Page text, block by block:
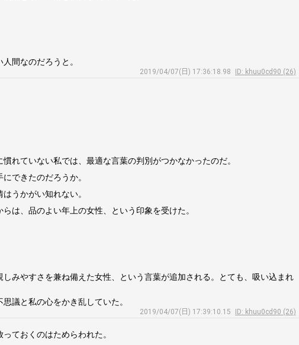
間なのだろうと。
2019/04/07(日) 17:36:18.98
ID: khuu0cd90 (26)
れていない私では、最適な言葉の判別がつかなかったのだ。
できたのだろうか。
うかがい知れない。
は、品のよい年上の女性、という印象を受けた。
みやすさを兼ね備えた女性、という言葉が追加される。とても、吸い込まれ
議と私の心をかき乱していた。
2019/04/07(日) 17:39:10.15
ID: khuu0cd90 (26)
ておくのはためらわれた。